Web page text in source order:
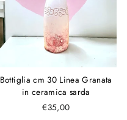
Bottiglia cm 30 Linea Granata
in ceramica sarda
€35,00